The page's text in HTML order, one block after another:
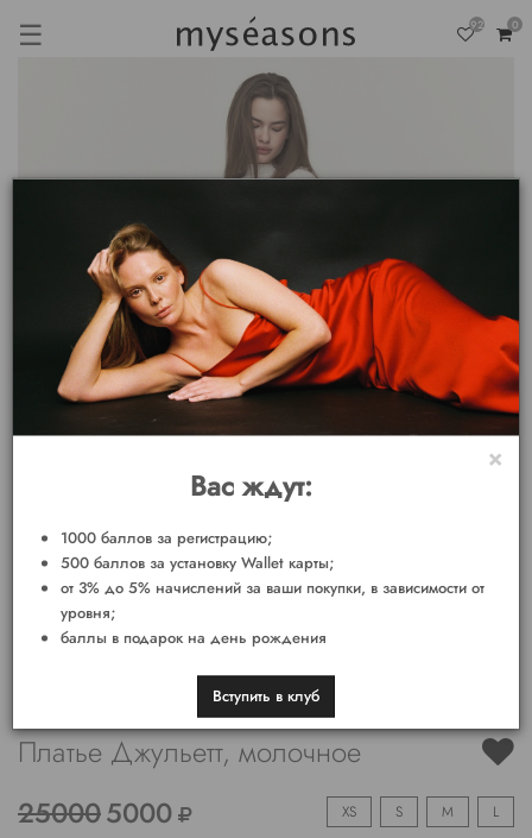
☰ 92 0
Платье Джульетт, молочное
250005000 XS S M L
×
Вас ждут:
1000 баллов за регистрацию;
500 баллов за установку Wallet карты;
от 3% до 5% начислений за ваши покупки, в зависимости от
уровня;
баллы в подарок на день рождения
Вступить в клуб